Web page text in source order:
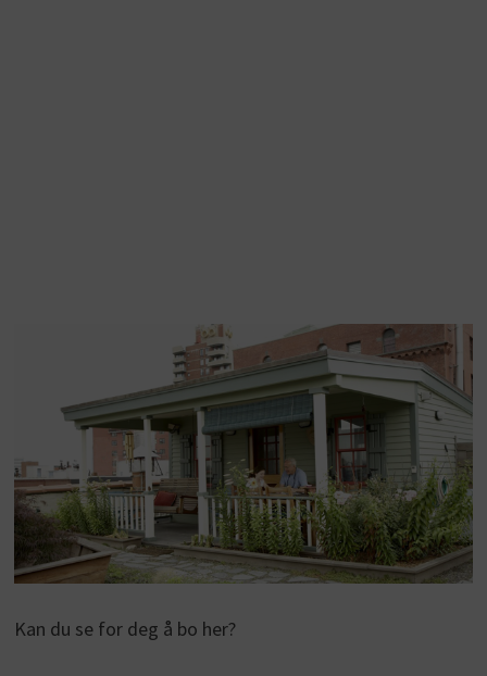
Kan du se for deg å bo her?